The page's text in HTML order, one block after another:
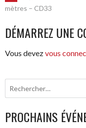
DES
ARTICLES
mètres – CD33
DÉMARREZ UNE
Vous devezvous
PROCHAINS